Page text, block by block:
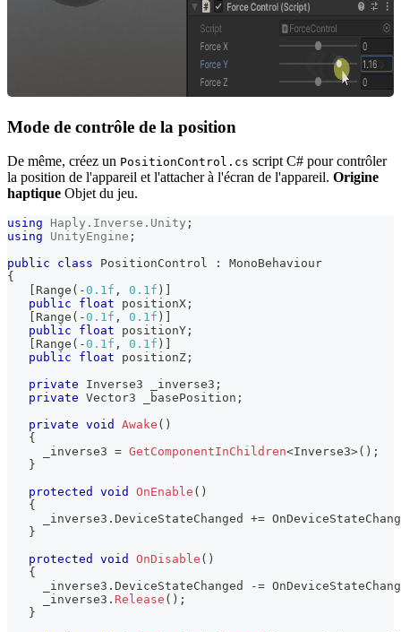
Mode de contrôle de la position
De même, créez un PositionControl.cs script C# pour contrôler
la position de l'appareil et l'attacher à l'écran de l'appareil. Origine
haptique Objet du jeu.
using Haply . Inverse . Unity ;
using
UnityEngine ;
public
class PositionControl :
MonoBehaviour
{
Range ( -0.1f , 0.1f )
public
float positionX ;
Range ( -0.1f , 0.1f )
public
float positionY ;
Range ( -0.1f , 0.1f )
public
float positionZ ;
private
Inverse3 _inverse3 ;
private Vector3 _basePosition ;
private void Awake ( )
{
     _inverse3
= GetComponentInChildren<Inverse3>( ) ;
}
protected
void OnEnable ( )
{
     _inverse3
. DeviceStateChanged +=
}
protected
void OnDisable ( )
{
     _inverse3
. DeviceStateChanged -=
     _inverse3
. Release ( ) ;
}